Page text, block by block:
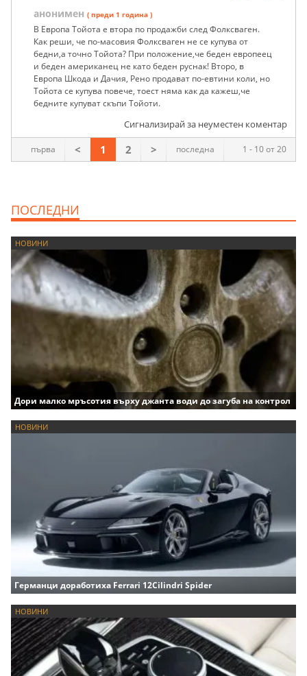
анонимен ( преди 1 година )
В Европа Тойота е втора по продажби след Фолксваген.
Как реши, че по-масовия Фолксваген не се купува от
бедни,а точно Тойота? При положение,че беден европеец
и беден американец не като беден руснак! Второ, в
Европа Шкода и Дачия, Рено продават по-евтини коли, но
Тойота се купува повече, тоест няма как да кажеш,че
бедните купуват скъпи Тойоти.
Сигнализирай за неуместен коментар
1 - 10 от 20
първа < 1 2 > последна
ПОСЛЕДНИ
НОВИНИ
Дори малко мръсотия върху джанта води до загуба на контрол
НОВИНИ
Германци доработиха Ferrari 12Cilindri Spider
НОВИНИ